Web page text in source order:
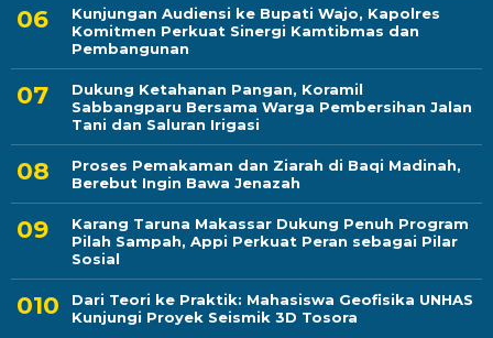
Kunjungan Audiensi ke Bupati Wajo, Kapolres
Komitmen Perkuat Sinergi Kamtibmas dan
Pembangunan
Dukung Ketahanan Pangan, Koramil
Sabbangparu Bersama Warga Pembersihan Jalan
Tani dan Saluran Irigasi
Proses Pemakaman dan Ziarah di Baqi Madinah,
Berebut Ingin Bawa Jenazah
Karang Taruna Makassar Dukung Penuh Program
Pilah Sampah, Appi Perkuat Peran sebagai Pilar
Sosial
Dari Teori ke Praktik: Mahasiswa Geofisika UNHAS
Kunjungi Proyek Seismik 3D Tosora